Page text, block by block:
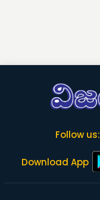
Follow us:
Download App